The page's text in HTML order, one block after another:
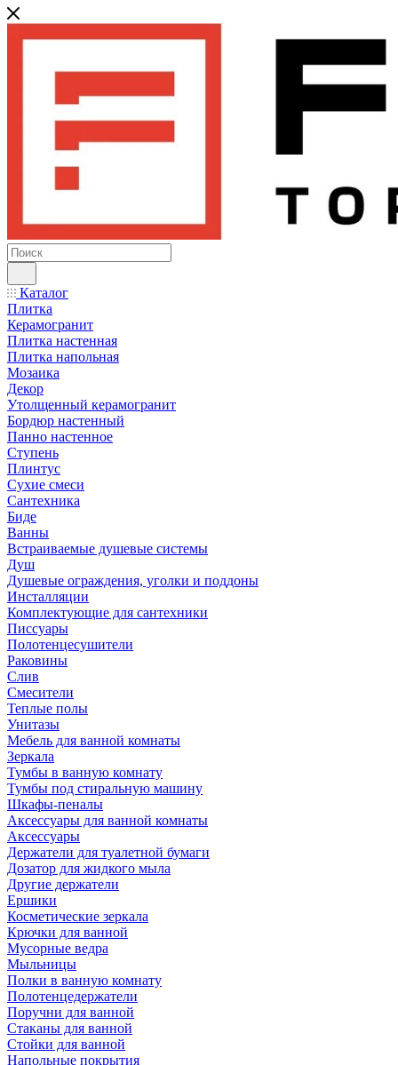
Каталог
Плитка
Керамогранит
Плитка настенная
Плитка напольная
Мозаика
Декор
Утолщенный керамогранит
Бордюр настенный
Панно настенное
Ступень
Плинтус
Сухие смеси
Сантехника
Биде
Ванны
Встраиваемые душевые системы
Душ
Душевые ограждения, уголки и поддоны
Инсталляции
Комплектующие для сантехники
Писсуары
Полотенцесушители
Раковины
Слив
Смесители
Теплые полы
Унитазы
Мебель для ванной комнаты
Зеркала
Тумбы в ванную комнату
Тумбы под стиральную машину
Шкафы-пеналы
Аксессуары для ванной комнаты
Аксессуары
Держатели для туалетной бумаги
Дозатор для жидкого мыла
Другие держатели
Ершики
Косметические зеркала
Крючки для ванной
Мусорные ведра
Мыльницы
Полки в ванную комнату
Полотенцедержатели
Поручни для ванной
Стаканы для ванной
Стойки для ванной
Напольные покрытия